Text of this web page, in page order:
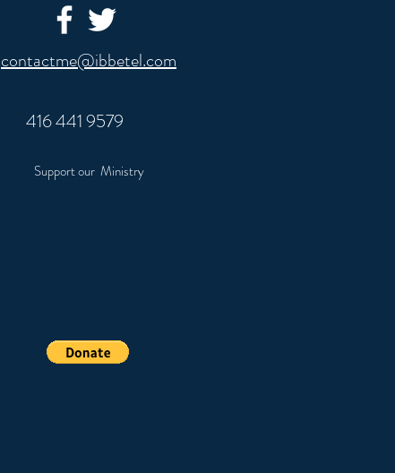
contactme@ibbetel.com
416 441 9579
Support our Ministry